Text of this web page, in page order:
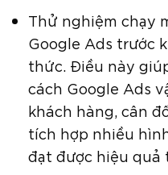
Thử nghiệm chạy
Google Ads trước
thức. Điều này
cách Google Ads
khách hàng, cân
tích hợp nhiều
đạt được hiệu quả